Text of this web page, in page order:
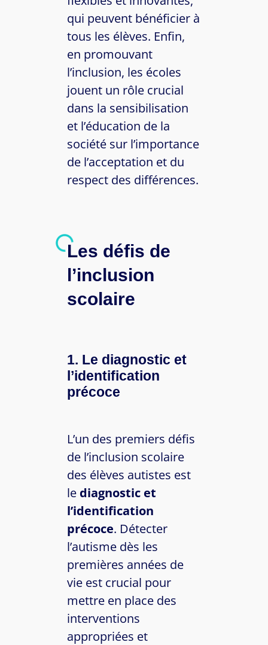
qui peuvent bénéficier à
tous les élèves. Enfin,
en promouvant
l’inclusion, les écoles
jouent un rôle crucial
dans la sensibilisation
et l’éducation de la
société sur l’importance
de l’acceptation et du
respect des différences.
Les défis de
l’inclusion
scolaire
1. Le diagnostic et
l’identification
précoce
L’un des premiers défis
de l’inclusion scolaire
des élèves autistes est
le diagnostic et
l’identification
précoce. Détecter
l’autisme dès les
premières années de
vie est crucial pour
mettre en place des
interventions
appropriées et